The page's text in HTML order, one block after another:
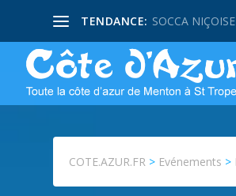
TENDANCE: SOCCA
COTE.AZUR.FR > Evénements >